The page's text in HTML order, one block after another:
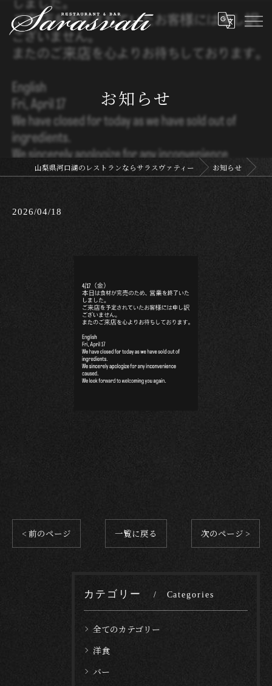
お知らせ
山梨県河口湖のレストランならサラスヴァティー お知らせ
2026/04/18
< 前のページ 一覧に戻る 次のページ >
カテゴリー Categories
全てのカテゴリー
洋食
バー